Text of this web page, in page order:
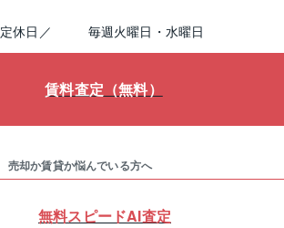
定休日／ 毎週火曜日・水曜日
賃料査定（無料）
売却か賃貸か悩んでいる方へ
無料スピードAI査定